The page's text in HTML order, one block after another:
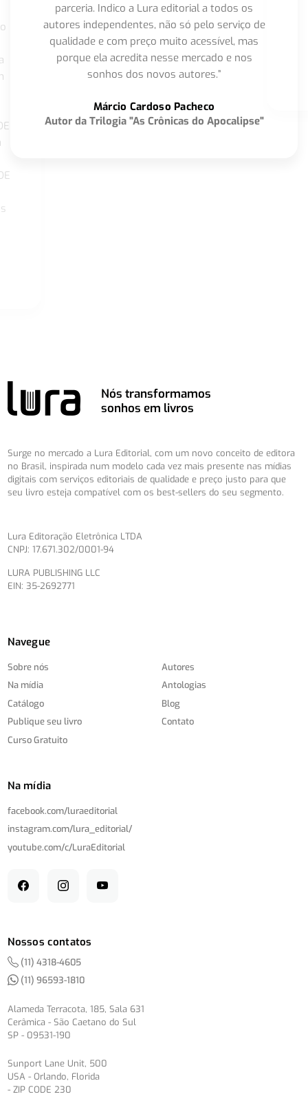
parceria. Indico a Lura editorial a todos os
autores independentes, não só pelo serviço de
qualidade e com preço muito acessível, mas
porque ela acredita nesse mercado e nos
sonhos dos novos autores.”
Márcio Cardoso Pacheco
Autor da Trilogia "As Crônicas do Apocalipse"
Nós transformamos
sonhos em livros
Surge no mercado a Lura Editorial, com um novo conceito de editora
no Brasil, inspirada num modelo cada vez mais presente nas mídias
digitais com serviços editoriais de qualidade e preço justo para que
seu livro esteja compatível com os best-sellers do seu segmento.
Lura Editoração Eletrônica LTDA
CNPJ: 17.671.302/0001-94
LURA PUBLISHING LLC
EIN: 35-2692771
Navegue
Sobre nós
Na mídia
Catálogo
Publique seu livro
Curso Gratuito
Autores
Antologias
Blog
Contato
Na mídia
facebook.com/luraeditorial
instagram.com/lura_editorial/
youtube.com/c/LuraEditorial
Nossos contatos
(11) 4318-4605
(11) 96593-1810
Alameda Terracota, 185, Sala 631
Cerâmica - São Caetano do Sul
SP - 09531-190
Sunport Lane Unit, 500
USA - Orlando, Florida
- ZIP CODE 230